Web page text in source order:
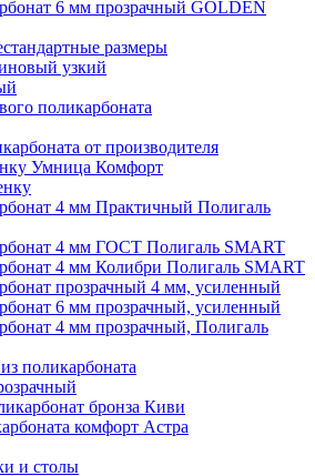
6 мм прозрачный GOLDEN
размеры
узкий
поликарбоната
от производителя
Умница Комфорт
4 мм Практичный Полигаль
4 мм ГОСТ Полигаль SMART
4 мм Колибри Полигаль SMART
прозрачный 4 мм, усиленный
6 мм прозрачный, усиленный
4 мм прозрачный, Полигаль
поликарбоната
бронза Киви
комфорт Астра
и столы